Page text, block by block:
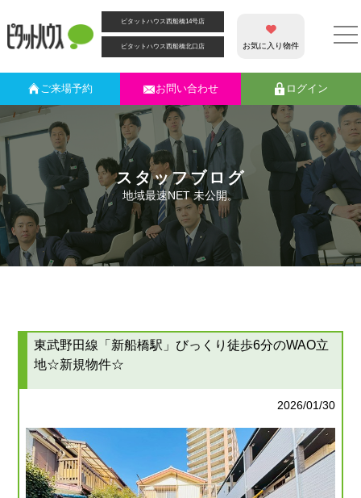
ピタットハウス西船橋14号店
ピタットハウス西船橋北口店 お気に入り物件
ご来場予約 お問い合わせ ログイン
スタッフブログ
地域最速NET 未公開。
東武野田線「新船橋駅」びっくり徒歩6分のWAO立
地☆新規物件☆
2026/01/30